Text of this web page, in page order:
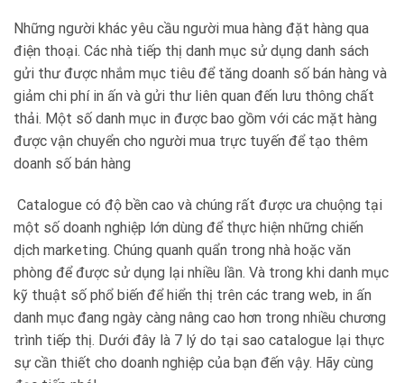
Những người khác yêu cầu người mua hàng đặt hàng qua
điện thoại. Các nhà tiếp thị danh mục sử dụng danh sách
gửi thư được nhắm mục tiêu để tăng doanh số bán hàng và
giảm chi phí in ấn và gửi thư liên quan đến lưu thông chất
thải. Một số danh mục in được bao gồm với các mặt hàng
được vận chuyển cho người mua trực tuyến để tạo thêm
doanh số bán hàng
Catalogue có độ bền cao và chúng rất được ưa chuộng tại
một số doanh nghiệp lớn dùng để thực hiện những chiến
dịch marketing. Chúng quanh quẩn trong nhà hoặc văn
phòng để được sử dụng lại nhiều lần. Và trong khi danh mục
kỹ thuật số phổ biến để hiển thị trên các trang web, in ấn
danh mục đang ngày càng nâng cao hơn trong nhiều chương
trình tiếp thị. Dưới đây là 7 lý do tại sao catalogue lại thực
sự cần thiết cho doanh nghiệp của bạn đến vậy. Hãy cùng